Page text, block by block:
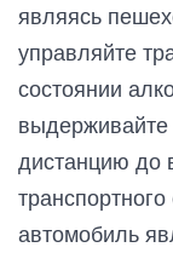
являясь
управляйте
состоянии
выдерживайте
дистанцию до
автомобиль